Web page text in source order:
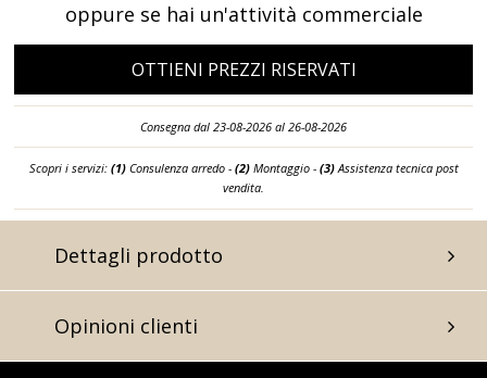
oppure se hai un'attività commerciale
OTTIENI PREZZI RISERVATI
Consegna dal 23-08-2026 al 26-08-2026
Scopri i servizi: (1)Consulenza arredo - (2)Montaggio - (3)Assistenza tecnica post
vendita.
Dettagli prodotto
Opinioni clienti